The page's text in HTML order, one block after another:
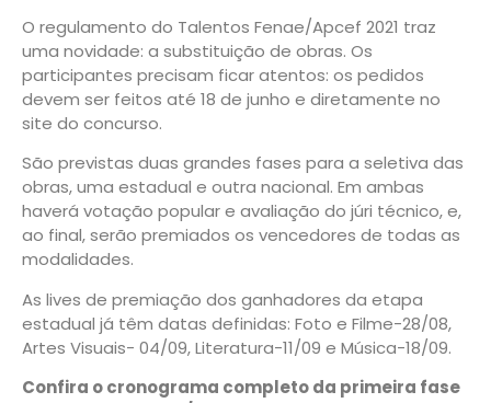
O regulamento do Talentos Fenae/Apcef 2021 traz
uma novidade: a substituição de obras. Os
participantes precisam ficar atentos: os pedidos
devem ser feitos até 18 de junho e diretamente no
site do concurso.
São previstas duas grandes fases para a seletiva das
obras, uma estadual e outra nacional. Em ambas
haverá votação popular e avaliação do júri técnico, e,
ao final, serão premiados os vencedores de todas as
modalidades.
As lives de premiação dos ganhadores da etapa
estadual já têm datas definidas: Foto e Filme-28/08,
Artes Visuais- 04/09, Literatura-11/09 e Música-18/09.
Confira o cronograma completo da primeira fase